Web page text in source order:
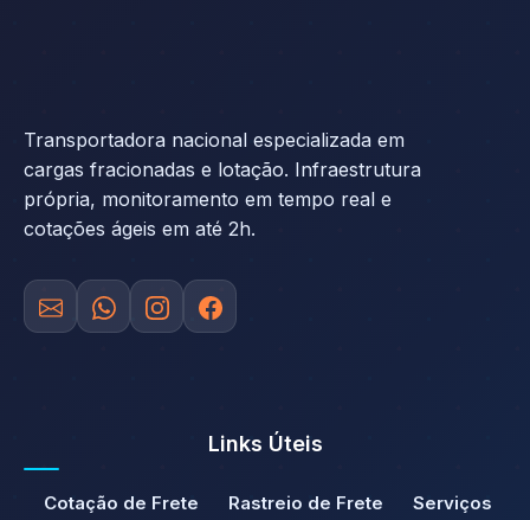
Transportadora nacional especializada em
cargas fracionadas e lotação. Infraestrutura
própria, monitoramento em tempo real e
cotações ágeis em até 2h.
Links Úteis
Cotação de Frete Rastreio de Frete Serviços